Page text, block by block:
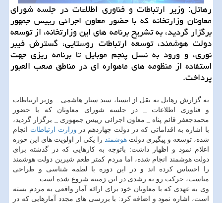
رهاتل: وزیر ارتباطات و فناوری اطلاعات در جلسه شورای
معاونان وزارتخانه که با حضور معاون اجرائی رییس جمهور
برگزار گردید، به تشریح برنامه های این وزارتخانه، از توسعه
دولت هوشمند، توسعه ارتباطات روستایی، گسترش فیبر
نوری، و ورود به نسل پنجم موبایل تا برنامه ریزی جهت
استفاده از منظومه های ماهواره ای در مناطق صعب العبور
پرداخت.
به گزارش رهاتل به نقل از ایسنا، سید ستار هاشمی _ وزیر ارتباطات
و فناوری اطلاعات _ در جلسه شورای معاونان که با حضور
محمدجعفر قائم پناه _ معاون اجرائی رییس جمهوری _ برگزار گردید،
با اشاره به اقداماتی که در دولت چهاردهم در وزارت ارتباطات انجام
شده، توسعه و پیگیری دولت هوشمند را یکی از اولویت های این حوزه
اعلام نمود و اظهار داشت: باتوجه به کارهایی که در گذشته برای
دولت هوشمند انجام شده، اما مردم کمتر طعم شیرین دولت هوشمند
را احساس کرده اند و در این دوره با لطمه شناسی و طراحی
مناسب، حرکت رو به رشدی در این زمینه شروع شده است.
وی به عهدی که با معاونان خود برای ارائه آمار واقعی به مردم بسته
است، اشاره نمود و اضافه کرد: با بررسی های مجدد آمارهایی که در